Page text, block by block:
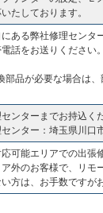
たしております。
にある弊社修理センタ
話をお送りください
部品が必要な場合は
ンターまでお持込く
ンター：埼玉県川口
可能エリアでの出張
ア外のお客様で、リモ
い方は、お手数ですが